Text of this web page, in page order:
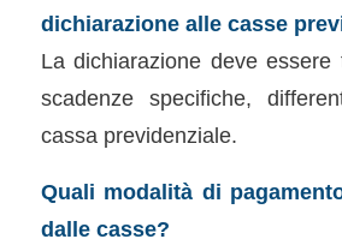
dichiarazione alle casse
La dichiarazione deve essere
scadenze specifiche,
cassa previdenziale.
Quali modalità di
dalle casse?